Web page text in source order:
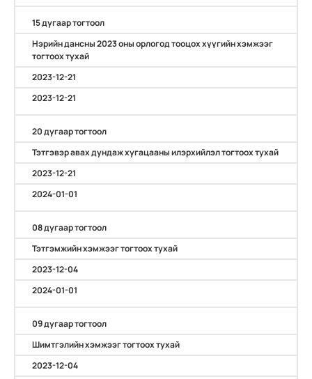
15 дугаар тогтоол
Нэрийн дансны 2023 оны орлогод тооцох хүүгийн хэмжээг
тогтоох тухай
2023-12-21
2023-12-21
20 дугаар тогтоол
Тэтгэвэр авах дундаж хугацааны илэрхийлэл тогтоох тухай
2023-12-21
2024-01-01
08 дугаар тогтоол
Тэтгэмжийн хэмжээг тогтоох тухай
2023-12-04
2024-01-01
09 дугаар тогтоол
Шимтгэлийн хэмжээг тогтоох тухай
2023-12-04